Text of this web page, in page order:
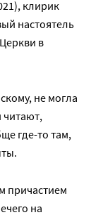
клирик
настоятель
в
не могла
читают,
где-то там,
причастием
на